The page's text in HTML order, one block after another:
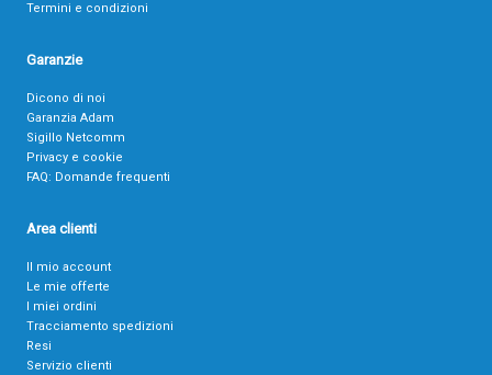
Termini e condizioni
Garanzie
Dicono di noi
Garanzia Adam
Sigillo Netcomm
Privacy e cookie
FAQ: Domande frequenti
Area clienti
Il mio account
Le mie offerte
I miei ordini
Tracciamento spedizioni
Resi
Servizio clienti